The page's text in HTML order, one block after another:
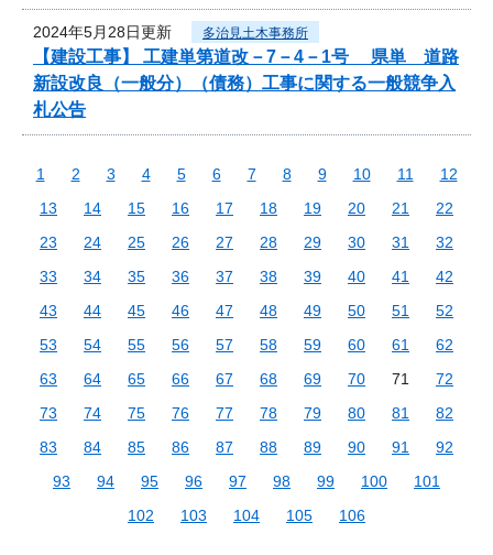
2024年5月28日更新 多治見土木事務所
【建設工事】 工建単第道改－7－4－1号 県単 道路
新設改良（一般分）（債務）工事に関する一般競争入
札公告
1 2 3 4 5 6 7 8 9 10 11
12
13
14 15 16 17 18 19 20 21
22
23
24 25 26 27 28 29 30 31
32
33
34 35 36 37 38 39 40 41
42
43
44 45 46 47 48 49 50 51
52
53
54 55 56 57 58 59 60 61
62
63
64 65 66 67 68 69 70 71
72
73
74 75 76 77 78 79 80 81
82
83
84 85 86 87 88 89 90 91
92
93
94 95 96 97 98 99 100
101
102
103 104 105 106